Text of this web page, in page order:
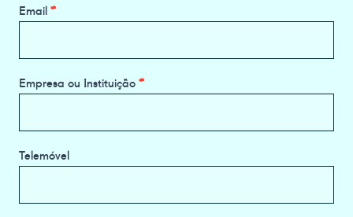
Email*
Empresa ou Instituição*
Telemóvel